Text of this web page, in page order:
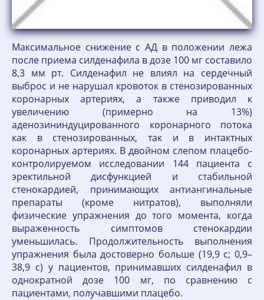
Максимальное снижение с АД в положении лежа
после приема силденафила в дозе 100 мг составило
8,3 мм рт. Силденафил не влиял на сердечный
выброс и не нарушал кровоток в стенозированных
коронарных артериях, а также приводил к
увеличению (примерно на 13%)
аденозининдуцированного коронарного потока
как в стенозированных, так и в интактных
коронарных артериях. В двойном слепом плацебо-
контролируемом исследовании 144 пациента с
эректильной дисфункцией и стабильной
стенокардией, принимающих антиангинальные
препараты (кроме нитратов), выполняли
физические упражнения до того момента, когда
выраженность симптомов стенокардии
уменьшилась. Продолжительность выполнения
упражнения была достоверно больше (19,9 с; 0,9–
38,9 с) у пациентов, принимавших силденафил в
однократной дозе 100 мг, по сравнению с
пациентами, получавшими плацебо.